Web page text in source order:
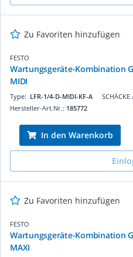
Zu Favoriten hinzufügen
FESTO
Wartungsgeräte-Kombination
MIDI
Type: LFR-1/4-D-MIDI-KF-A
Hersteller-Art.Nr.: 185772
In den Warenkorb
Zu Favoriten hinzufügen
FESTO
Wartungsgeräte-Kombination
MAXI